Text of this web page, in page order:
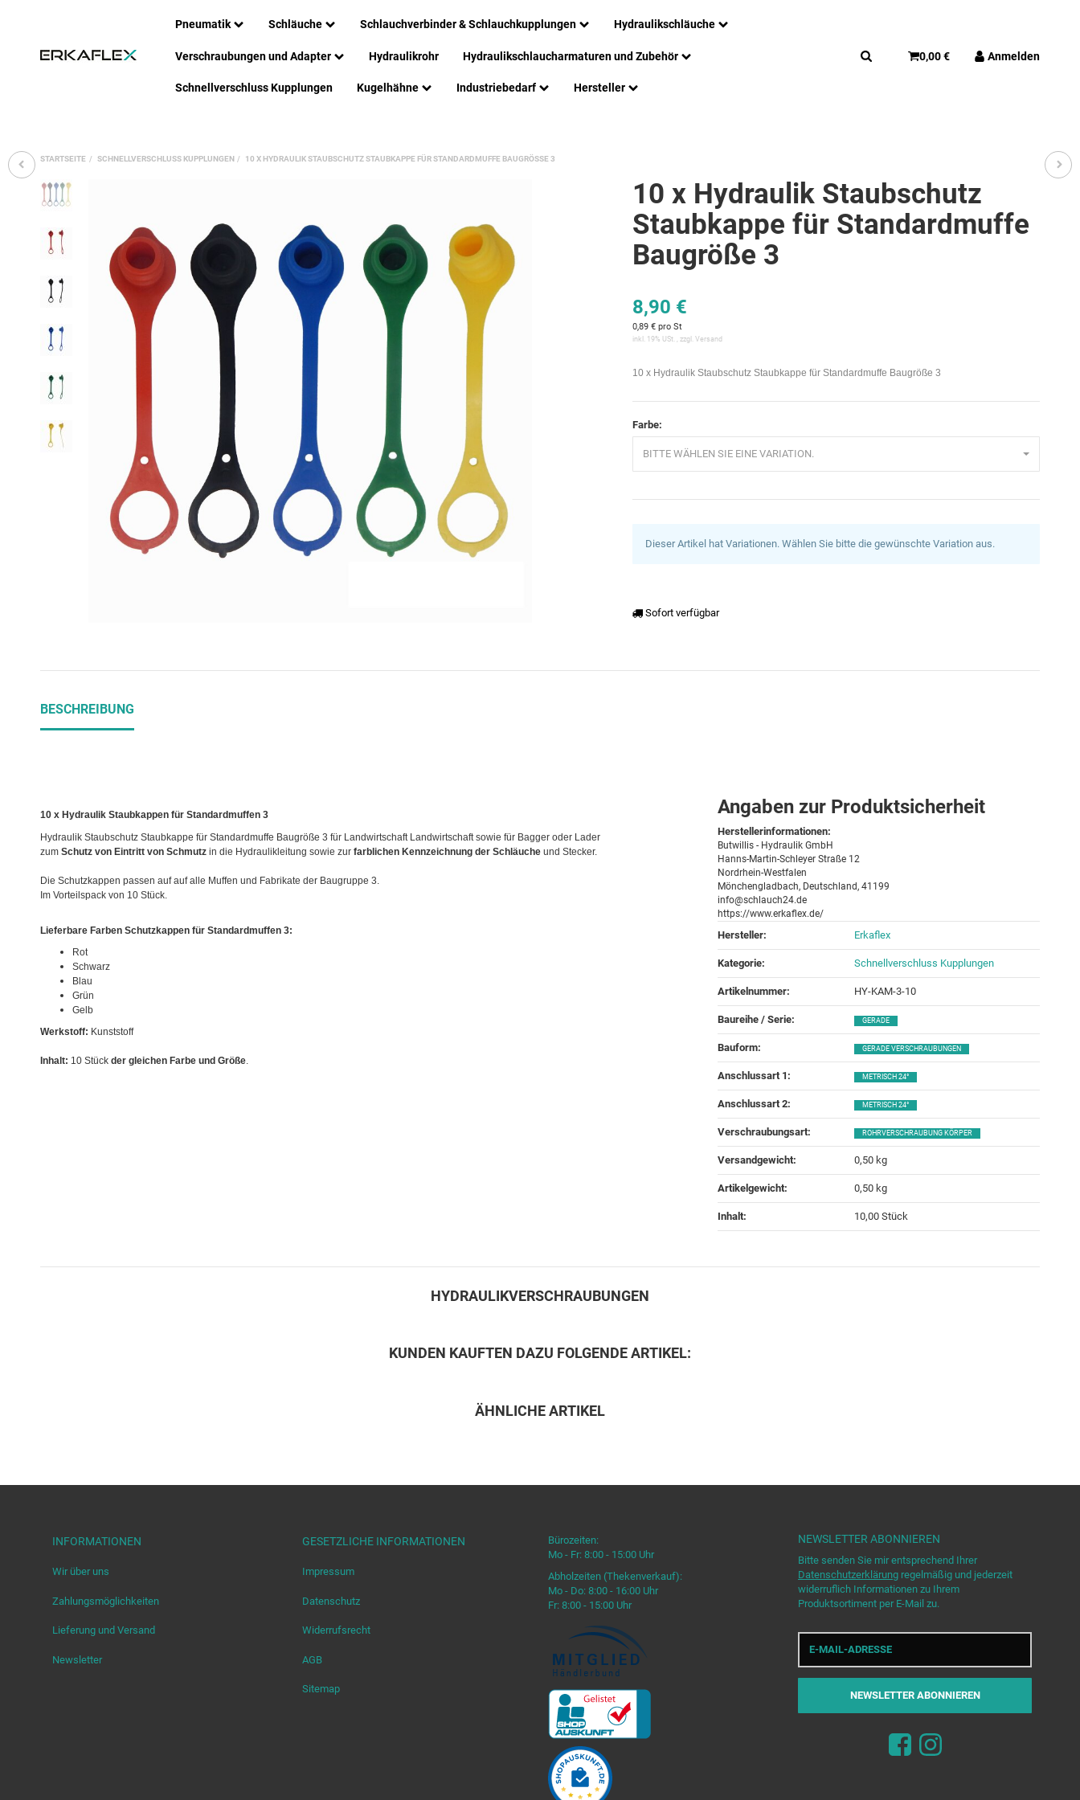
Pneumatik Schläuche Schlauchverbinder & Schlauchkupplungen Hydraulikschläuche
Verschraubungen und Adapter Hydraulikrohr Hydraulikschlaucharmaturen und Zubehör
Schnellverschluss Kupplungen Kugelhähne Industriebedarf Hersteller
0,00 € Anmelden
STARTSEITE SCHNELLVERSCHLUSS KUPPLUNGEN 10 X HYDRAULIK STAUBSCHUTZ STAUBKAPPE FÜR STANDARDMUFFE BAUGRÖSSE 3
10 x Hydraulik Staubschutz
Staubkappe für Standardmuffe
Baugröße 3
8,90 €
0,89 € pro St
inkl. 19% USt. , zzgl.Versand
10 x Hydraulik Staubschutz Staubkappe für Standardmuffe Baugröße 3
Farbe:
BITTE WÄHLEN SIE EINE VARIATION.
Dieser Artikel hat Variationen. Wählen Sie bitte die gewünschte Variation aus.
Sofort verfügbar
BESCHREIBUNG
10 x Hydraulik Staubkappen für Standardmuffen 3
Hydraulik Staubschutz Staubkappe für Standardmuffe Baugröße 3 für Landwirtschaft Landwirtschaft sowie für Bagger oder Lader
zum Schutz von Eintritt von Schmutz in die Hydraulikleitung sowie zur farblichen Kennzeichnung der Schläuche und Stecker.
Die Schutzkappen passen auf auf alle Muffen und Fabrikate der Baugruppe 3.
Im Vorteilspack von 10 Stück.
Lieferbare Farben Schutzkappen für Standardmuffen 3:
Rot
Schwarz
Blau
Grün
Gelb
Werkstoff: Kunststoff
Inhalt: 10 Stück der gleichen Farbe und Größe.
Angaben zur Produktsicherheit
Herstellerinformationen:
Butwillis - Hydraulik GmbH
Hanns-Martin-Schleyer Straße 12
Nordrhein-Westfalen
Mönchengladbach, Deutschland, 41199
info@schlauch24.de
https://www.erkaflex.de/
Hersteller: Erkaflex
Kategorie: Schnellverschluss Kupplungen
Artikelnummer: HY-KAM-3-10
Baureihe / Serie‍: GERADE
Bauform‍: GERADE VERSCHRAUBUNGEN
Anschlussart 1‍: METRISCH 24°
Anschlussart 2‍: METRISCH 24°
Verschraubungsart‍: ROHRVERSCHRAUBUNG KÖRPER
Versandgewicht‍: 0,50 kg
Artikelgewicht‍: 0,50 kg
Inhalt‍: 10,00 Stück
HYDRAULIKVERSCHRAUBUNGEN
KUNDEN KAUFTEN DAZU FOLGENDE ARTIKEL:
ÄHNLICHE ARTIKEL
INFORMATIONEN
Wir über uns
Zahlungsmöglichkeiten
Lieferung und Versand
Newsletter
GESETZLICHE INFORMATIONEN
Impressum
Datenschutz
Widerrufsrecht
AGB
Sitemap
Bürozeiten:
Mo - Fr: 8:00 - 15:00 Uhr
Abholzeiten (Thekenverkauf):
Mo - Do: 8:00 - 16:00 Uhr
Fr: 8:00 - 15:00 Uhr
NEWSLETTER ABONNIEREN
Bitte senden Sie mir entsprechend Ihrer
Datenschutzerklärung regelmäßig und jederzeit
widerruflich Informationen zu Ihrem
Produktsortiment per E-Mail zu.
E-
Mail-
NEWSLETTER ABONNIEREN